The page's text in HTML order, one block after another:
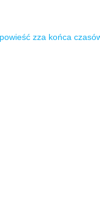
zza końca